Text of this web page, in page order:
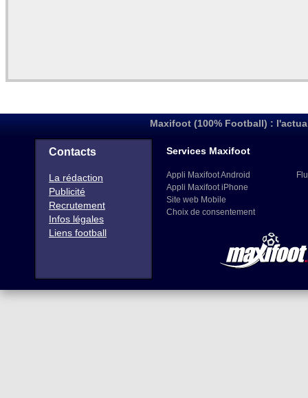
Maxifoot (100% Football) :
Contacts
La rédaction
Publicité
Recrutement
Infos légales
Liens football
Services Maxifoot
Appli Maxifoot Android
Appli Maxifoot iPhone
Site web Mobile
Choix de consentement